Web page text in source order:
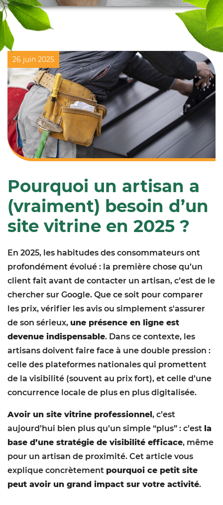
26 juin 2025
Pourquoi un artisan a
(vraiment) besoin d’un
site vitrine en 2025 ?
En 2025, les habitudes des consommateurs ont
profondément évolué : la première chose qu’un
client fait avant de contacter un artisan, c’est de le
chercher sur Google. Que ce soit pour comparer
les prix, vérifier les avis ou simplement s'assurer
de son sérieux, une présence en ligne est
devenue indispensable. Dans ce contexte, les
artisans doivent faire face à une double pression :
celle des plateformes nationales qui promettent
de la visibilité (souvent au prix fort), et celle d’une
concurrence locale de plus en plus digitalisée.
Avoir un site vitrine professionnel, c’est
aujourd’hui bien plus qu’un simple “plus” : c’est la
base d’une stratégie de visibilité efficace, même
pour un artisan de proximité. Cet article vous
explique concrètement pourquoi ce petit site
peut avoir un grand impact sur votre activité.